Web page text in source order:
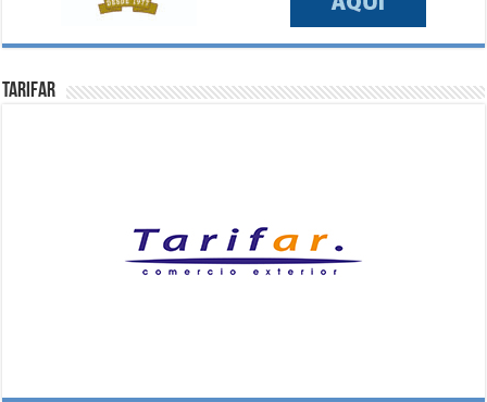
Tarifar